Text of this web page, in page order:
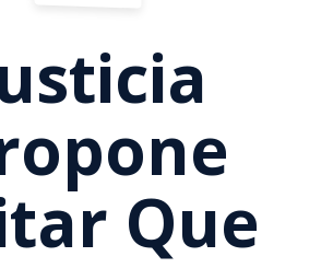
Que